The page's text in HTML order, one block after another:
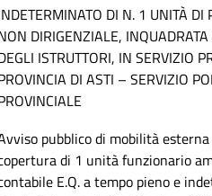
DI N. 1 UNITÀ DI
DIRIGENZIALE, INQUADRATA
ISTRUTTORI, IN SERVIZIO
DI ASTI – SERVIZIO
pubblico di mobilità
di 1 unità funzionario
E.Q. a tempo pieno e